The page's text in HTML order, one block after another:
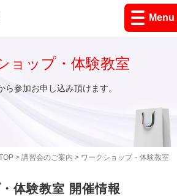
Menu
> 講習会のご案内 > ワークショップ・体験教室
ョップ・体験教室
ら参加お申し込み頂けます。
体験教室 開催情報